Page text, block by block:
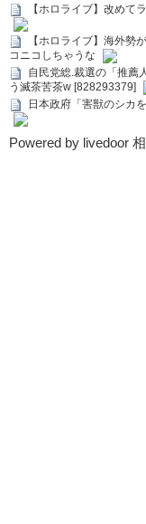
【ホロライブ】改めて
【ホロライブ】海外勢
コニコしちゃうな
自民党総.裁選の「推
う滅茶苦茶w [828293379]
日本政府「害獣のシカ
Powered by livedoor